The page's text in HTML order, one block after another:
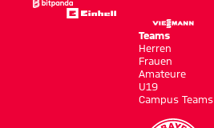
Teams
Herren
Frauen
Amateure
U19
Campus Teams